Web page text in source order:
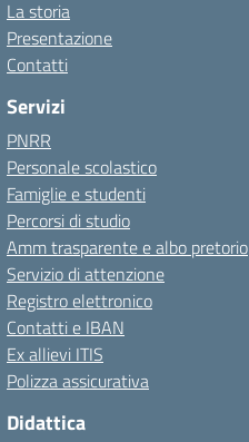
La storia
Presentazione
Contatti
Servizi
PNRR
Personale scolastico
Famiglie e studenti
Percorsi di studio
Amm trasparente e albo pretorio
Servizio di attenzione
Registro elettronico
Contatti e IBAN
Ex allievi ITIS
Polizza assicurativa
Didattica